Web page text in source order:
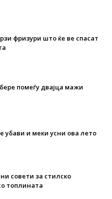
фризури што ќе ве спасат
помеѓу двајца мажи
убави и меки усни ова лето
совети за стилско
топлината